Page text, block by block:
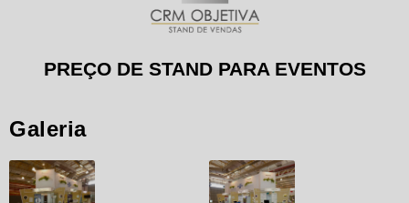
PREÇO DE STAND PARA EVENTOS
Galeria